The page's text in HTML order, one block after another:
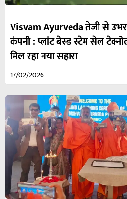
Visvam Ayurveda तेजी से
कंपनी : प्लांट बेस्ड स्टेम सेल
मिल रहा नया सहारा
17/02/2026